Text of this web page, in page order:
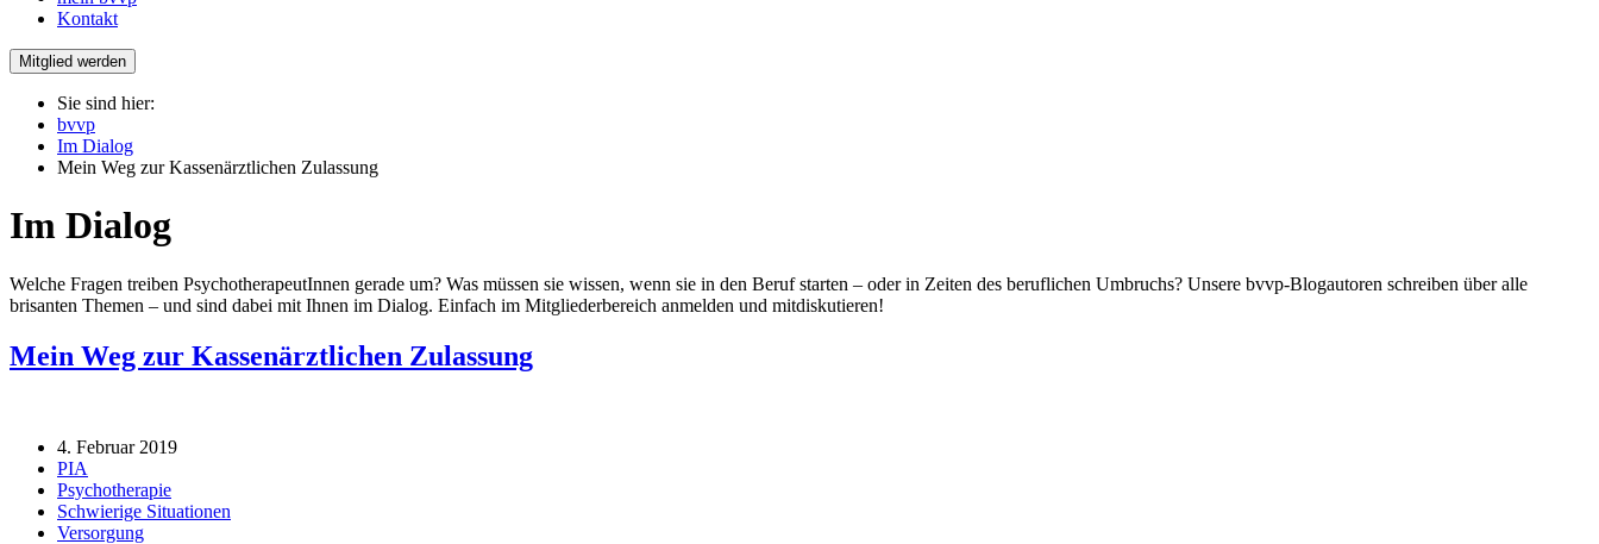
Kontakt
Mitglied werden
Sie sind hier:
bvvp
Im Dialog
Mein Weg zur Kassenärztlichen Zulassung
Im Dialog
Welche Fragen treiben PsychotherapeutInnen gerade um? Was müssen sie wissen, wenn sie in den Beruf starten – oder in Zeiten des beruflichen Umbruchs? Unsere bvvp-Blogautoren schreiben über alle
brisanten Themen – und sind dabei mit Ihnen im Dialog. Einfach im Mitgliederbereich anmelden und mitdiskutieren!
Mein Weg zur Kassenärztlichen Zulassung
4. Februar 2019
PIA
Psychotherapie
Schwierige Situationen
Versorgung